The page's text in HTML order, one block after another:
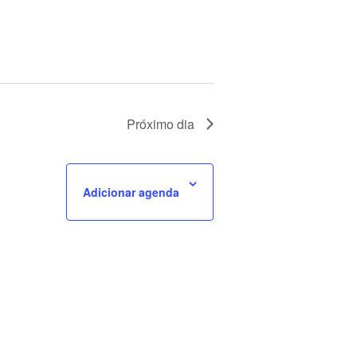
Próximo dia
Adicionar agenda